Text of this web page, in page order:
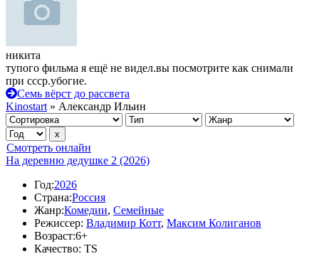
никита
тупого фильма я ещё не видел.вы посмотрите как снимали
при ссср.убогие.
Семь вёрст до рассвета
Kinostart » Александр Ильин
Смотреть онлайн
На деревню дедушке 2 (2026)
Год:2026
Страна:Россия
Жанр:Комедии, Семейные
Режиссер: Владимир Котт, Максим Колиганов
Возраст:6+
Качество: TS